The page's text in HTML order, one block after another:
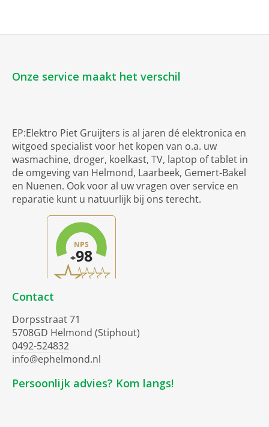
Onze service maakt het verschil
EP:Elektro Piet Gruijters is al jaren dé elektronica en
witgoed specialist voor het kopen van o.a. uw
wasmachine, droger, koelkast, TV, laptop of tablet in
de omgeving van Helmond, Laarbeek, Gemert-Bakel
en Nuenen. Ook voor al uw vragen over service en
reparatie kunt u natuurlijk bij ons terecht.
Contact
Dorpsstraat 71
5708GD Helmond (Stiphout)
0492-524832
info@ephelmond.nl
Persoonlijk advies? Kom langs!